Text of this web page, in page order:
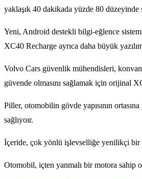
yaklaşık 40 dakikada yüzde 80
Yeni, Android destekli bilgi-eğlence
XC40 Recharge ayrıca daha büyük
Volvo Cars güvenlik mühendisleri,
güvende olmasını sağlamak için orijinal
Piller, otomobilin gövde yapısının
sağlıyoır.
İçeride, çok yönlü işlevselliğe yenilikçi bir
Otomobil, içten yanmalı bir motora sahip